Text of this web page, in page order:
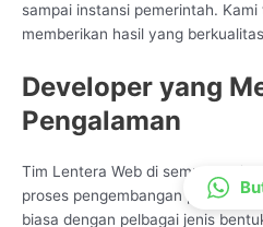
sampai instansi pemerintah.
memberikan hasil yang
Developer yang
Pengalaman
Tim Lentera Web di semua
proses pengembangan pelayanan
biasa dengan pelbagai jenis